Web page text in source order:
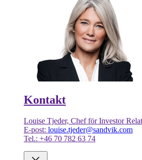
Kontakt
Louise Tjeder, Chef för Investor
E-post: louise.tjeder@sandvik.com
Tel.: +46 70 782 63 74